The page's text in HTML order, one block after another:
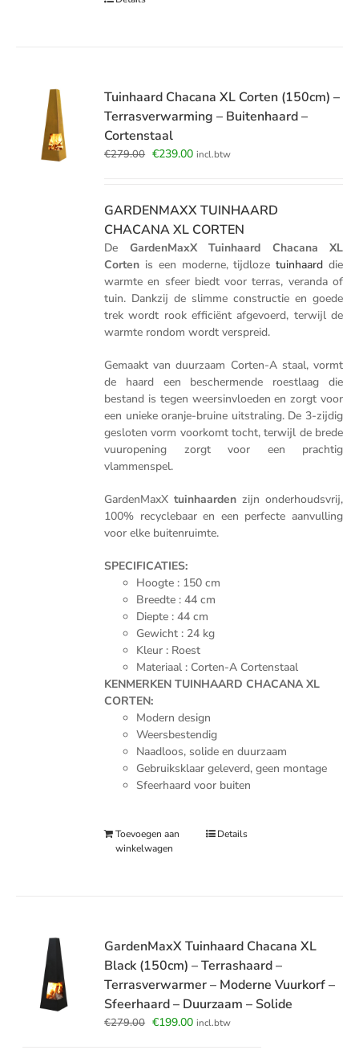
Tuinhaard Chacana XL Corten (150cm) –
Terrasverwarming – Buitenhaard –
Cortenstaal
€279.00 Oorspronkelijke
€279.00.
€239.00Huidige
€239.00.
incl.btw
GARDENMAXX TUINHAARD
CHACANA XL CORTEN
De GardenMaxX Tuinhaard Chacana XL
Corten is een moderne, tijdlozetuinhaard die
warmte en sfeer biedt voor terras, veranda of
tuin. Dankzij de slimme constructie en goede
trek wordt rook efficiënt afgevoerd, terwijl de
warmte rondom wordt verspreid.
Gemaakt van duurzaam Corten-A staal, vormt
de haard een beschermende roestlaag die
bestand is tegen weersinvloeden en zorgt voor
een unieke oranje-bruine uitstraling. De 3-zijdig
gesloten vorm voorkomt tocht, terwijl de brede
vuuropening zorgt voor een prachtig
vlammenspel.
GardenMaxXtuinhaarden zijn onderhoudsvrij,
100% recyclebaar en een perfecte aanvulling
voor elke buitenruimte.
SPECIFICATIES:
Hoogte : 150 cm
Breedte : 44 cm
Diepte : 44 cm
Gewicht : 24 kg
Kleur : Roest
Materiaal : Corten-A Cortenstaal
KENMERKEN TUINHAARD CHACANA XL
CORTEN:
Modern design
Weersbestendig
Naadloos, solide en duurzaam
Gebruiksklaar geleverd, geen montage
Sfeerhaard voor buiten
Toevoegen aan
winkelwagen
Details
GardenMaxX Tuinhaard Chacana XL
Black (150cm) – Terrashaard –
Terrasverwarmer – Moderne Vuurkorf –
Sfeerhaard – Duurzaam – Solide
€279.00 Oorspronkelijke
€199.00Huidige
incl.btw